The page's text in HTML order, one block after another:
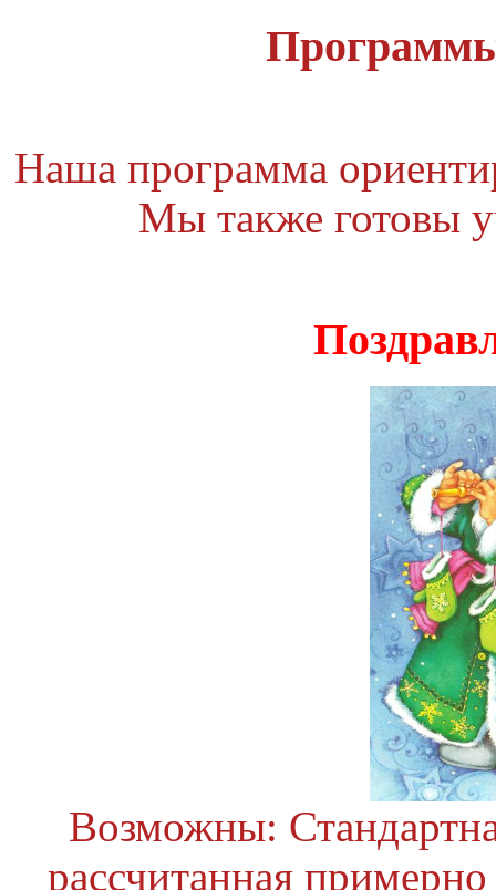
Наша программа
Мы также готовы
Возможны:
рассчитанная